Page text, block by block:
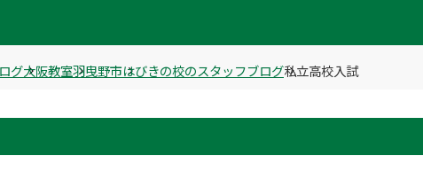
グ大阪教室羽曳野市はびきの校のスタッフブログ私立高校入試